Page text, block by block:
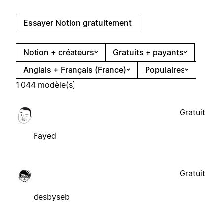
Essayer Notion gratuitement
Notion + créateurs
Gratuits + payants
Anglais + Français (France)
Populaires
1 044 modèle(s)
Fayed
Gratuit
desbyseb
Gratuit